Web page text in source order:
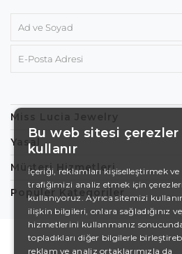
Miss Lucia Jewelry
Yasal
Müşteri Hizmetleri
Popüler Kategoriler
DE
EN
Bu web sitesi çerezler
kullanır
İçeriği, reklamları kişiselleştirmek ve
trafiğimizi analiz etmek için çerezleri
kullanıyoruz. Ayrıca sitemizi
ilişkin bilgileri, onlara sağladığınız
hizmetlerini kullanmanız
topladıkları diğer bilgilerle
reklam ve analiz ortaklarımızla da